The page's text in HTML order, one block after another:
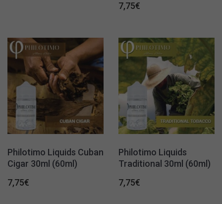
7,75€
Philotimo Liquids Cuban
Cigar 30ml (60ml)
7,75€
Philotimo Liquids
Traditional 30ml (60ml)
7,75€